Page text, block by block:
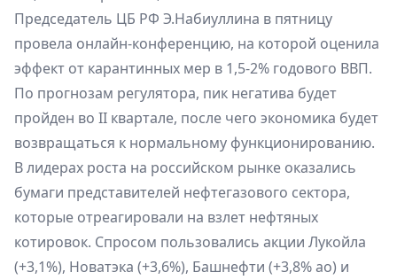
Председатель ЦБ РФ Э.Набиуллина в пятницу
провела онлайн-конференцию, на которой оценила
эффект от карантинных мер в 1,5-2% годового ВВП.
По прогнозам регулятора, пик негатива будет
пройден во II квартале, после чего экономика будет
возвращаться к нормальному функционированию.
В лидерах роста на российском рынке оказались
бумаги представителей нефтегазового сектора,
которые отреагировали на взлет нефтяных
котировок. Спросом пользовались акции Лукойла
(+3,1%), Новатэка (+3,6%), Башнефти (+3,8% ао) и